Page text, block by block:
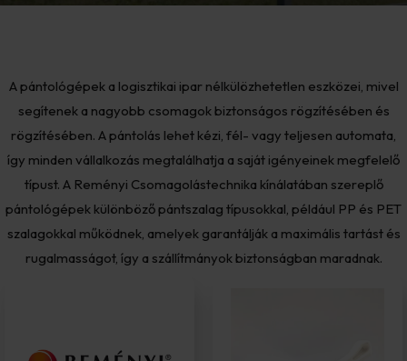
A pántológépek a logisztikai ipar nélkülözhetetlen eszközei, mivel
segítenek a nagyobb csomagok biztonságos rögzítésében és
rögzítésében. A pántolás lehet kézi, fél- vagy teljesen automata,
így minden vállalkozás megtalálhatja a saját igényeinek megfelelő
típust. A Reményi Csomagolástechnika kínálatában szereplő
pántológépek különböző pántszalag típusokkal, például PP és PET
szalagokkal működnek, amelyek garantálják a maximális tartást és
rugalmasságot, így a szállítmányok biztonságban maradnak.